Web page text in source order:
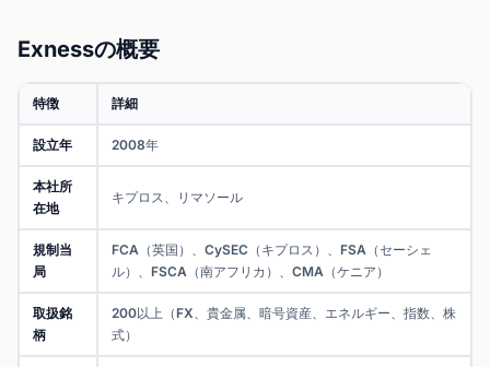
Exnessの概要
特徴 詳細
設立年 2008年
本社所
在地
キプロス、リマソール
規制当
局
FCA（英国）、CySEC（キプロス）、FSA（セーシェ
ル）、FSCA（南アフリカ）、CMA（ケニア）
取扱銘
柄
200以上（FX、貴金属、暗号資産、エネルギー、指数、株
式）